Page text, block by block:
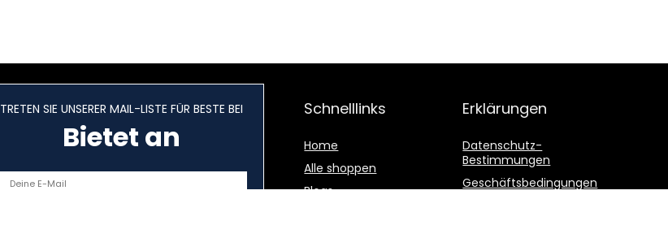
TRETEN SIE UNSERER MAIL-LISTE FÜR BESTE BEI
Bietet an
Schnelllinks
Home
Alle shoppen
Blogs
Erklärungen
Datenschutz-
Bestimmungen
Geschäftsbedingungen